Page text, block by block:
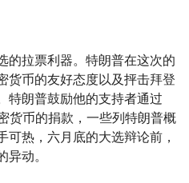
的拉票利器。特朗普在这次的
货币的友好态度以及抨击拜登
特朗普鼓励他的支持者通过
货币的捐款，一些列特朗普概
可热，六月底的大选辩论前，
异动。